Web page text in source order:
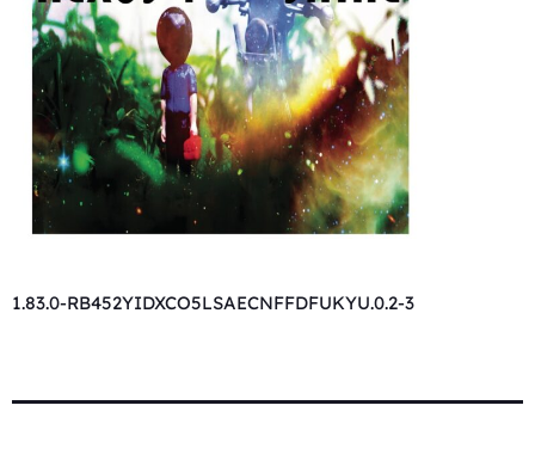
1.83.0-RB452YIDXCO5LSAECNFFDFUKYU.0.2-3